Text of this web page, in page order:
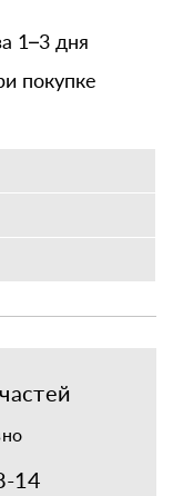
1–3 дня
покупке
14